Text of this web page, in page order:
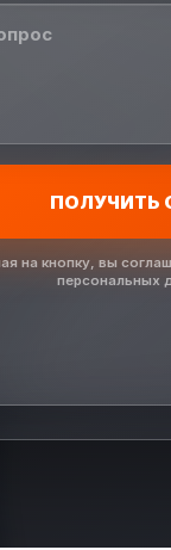
ПОЛУЧИТЬ
на кнопку, вы
персональных